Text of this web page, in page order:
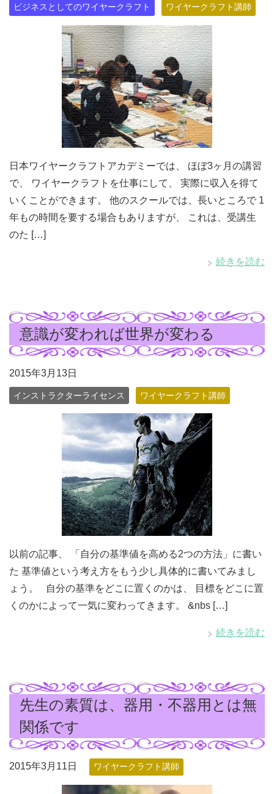
ビジネスとしてのワイヤークラフト ワイヤークラフト講師
日本ワイヤークラフトアカデミーでは、 ほぼ3ヶ月の講習
で、 ワイヤークラフトを仕事にして、 実際に収入を得て
いくことができます。 他のスクールでは、長いところで 1
年もの時間を要する場合もありますが、 これは、受講生
のた […]
続きを読む
意識が変われば世界が変わる
2015年3月13日
インストラクターライセンス ワイヤークラフト講師
以前の記事、 「自分の基準値を高める2つの方法」に書い
た 基準値という考え方をもう少し具体的に書いてみまし
ょう。 自分の基準をどこに置くのかは、 目標をどこに置
くのかによって一気に変わってきます。 &nbs […]
続きを読む
先生の素質は、器用・不器用とは無
関係です
2015年3月11日 ワイヤークラフト講師